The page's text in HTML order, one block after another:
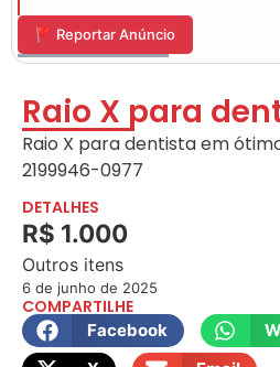
🚩 Reportar Anúncio
Raio X para
Raio X para dentista em
2199946-0977
DETALHES
R$ 1.000
Outros itens
6 de junho de 2025
COMPARTILHE
Facebook